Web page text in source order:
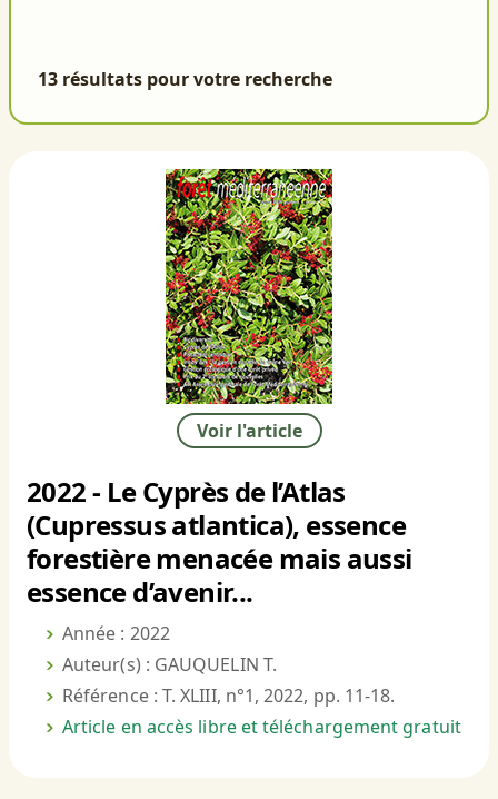
13 résultats pour votre recherche
Voir l'article
2022 - Le Cyprès de l’Atlas
(Cupressus atlantica), essence
forestière menacée mais aussi
essence d’avenir...
Année : 2022
Auteur(s) : GAUQUELIN T.
Référence : T. XLIII, n°1, 2022, pp. 11-18.
Article en accès libre et téléchargement gratuit